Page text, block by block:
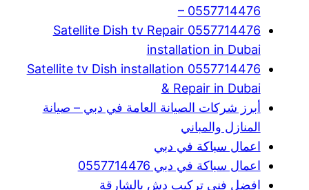
– 0557714476
Satellite Dish tv Repair 0557714476
installation in Dubai
Satellite tv Dish installation 0557714476
& Repair in Dubai
أبرز شركات الصيانة العامة في دبي – صيانة
المنازل والمباني
اعمال سباكة في دبي
اعمال سباكة في دبي 0557714476
افضل فني تركيب دش بالشارقة